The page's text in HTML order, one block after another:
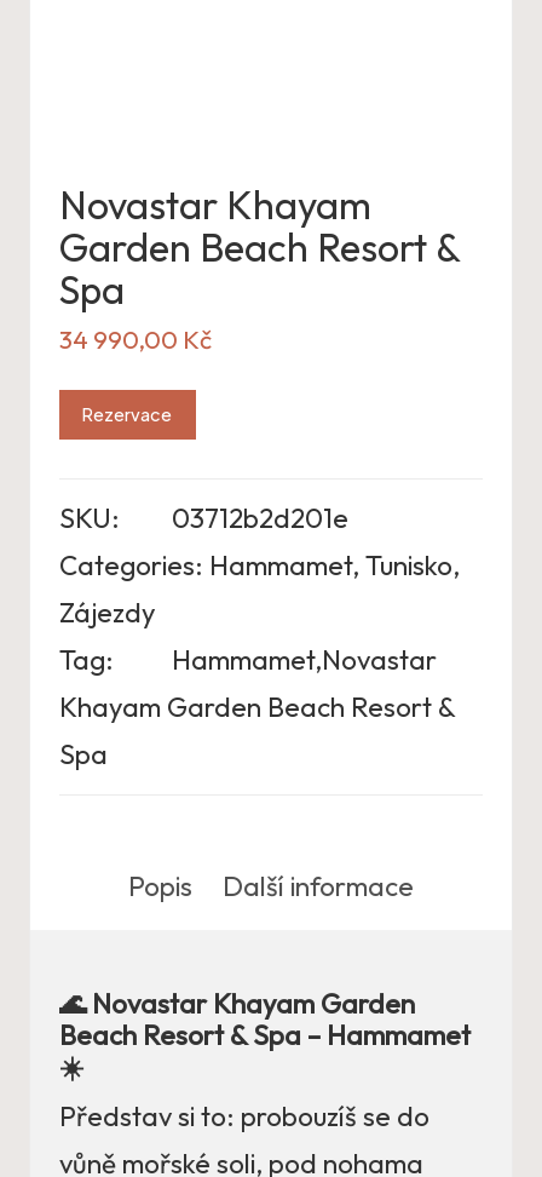
Novastar Khayam
Garden Beach Resort &
Spa
34 990,00 Kč
Rezervace
SKU:
03712b2d201e
Categories: Hammamet, Tunisko,
Zájezdy
Tag:
Hammamet,Novastar
Khayam Garden Beach Resort &
Spa
Popis Další informace
🌊 Novastar Khayam Garden
Beach Resort & Spa – Hammamet
☀️
Představ si to: probouzíš se do
vůně mořské soli, pod nohama